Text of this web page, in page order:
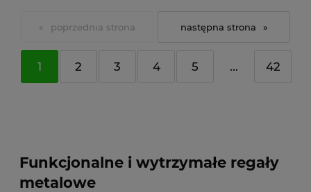
«
1 2 3 4 5 ... 42
»
Funkcjonalne i wytrzymałe regały
metalowe